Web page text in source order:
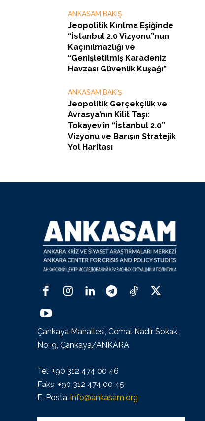
ANKASAM BAKIŞ
Jeopolitik Kırılma Eşiğinde
“İstanbul 2.0 Vizyonu”nun
Kaçınılmazlığı ve
“Genişletilmiş Karadeniz
Havzası Güvenlik Kuşağı”
ANKASAM BAKIŞ
Jeopolitik Gerçekçilik ve
Avrasya’nın Kilit Taşı:
Tokayev’in “İstanbul 2.0”
Vizyonu ve Barışın Stratejik
Yol Haritası
Çankaya Mahallesi, Cemal Nadir Sokak,
No: 9, Çankaya/ANKARA
Tel: +90 312 474 00 46
Faks: +90 312 474 00 45
E-Posta: info@ankasam.org